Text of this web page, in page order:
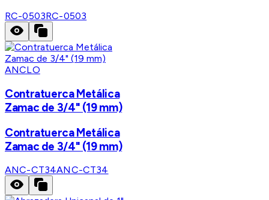
RC-0503RC-0503
ANCLO
Contratuerca Metálica
Zamac de 3/4" (19 mm)
Contratuerca Metálica
Zamac de 3/4" (19 mm)
ANC-CT34ANC-CT34